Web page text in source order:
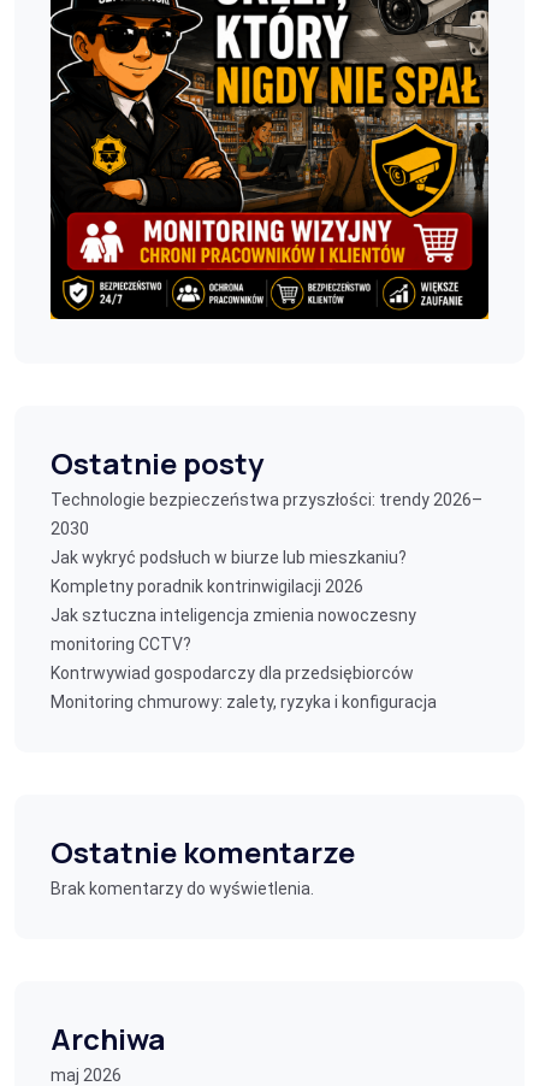
Ostatnie posty
Technologie bezpieczeństwa przyszłości: trendy 2026–
2030
Jak wykryć podsłuch w biurze lub mieszkaniu?
Kompletny poradnik kontrinwigilacji 2026
Jak sztuczna inteligencja zmienia nowoczesny
monitoring CCTV?
Kontrwywiad gospodarczy dla przedsiębiorców
Monitoring chmurowy: zalety, ryzyka i konfiguracja
Ostatnie komentarze
Brak komentarzy do wyświetlenia.
Archiwa
maj 2026